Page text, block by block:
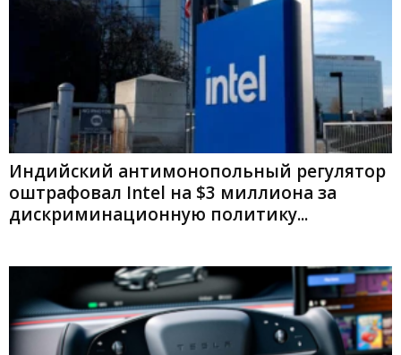
Индийский антимонопольный регулятор
оштрафовал Intel на $3 миллиона за
дискриминационную политику...